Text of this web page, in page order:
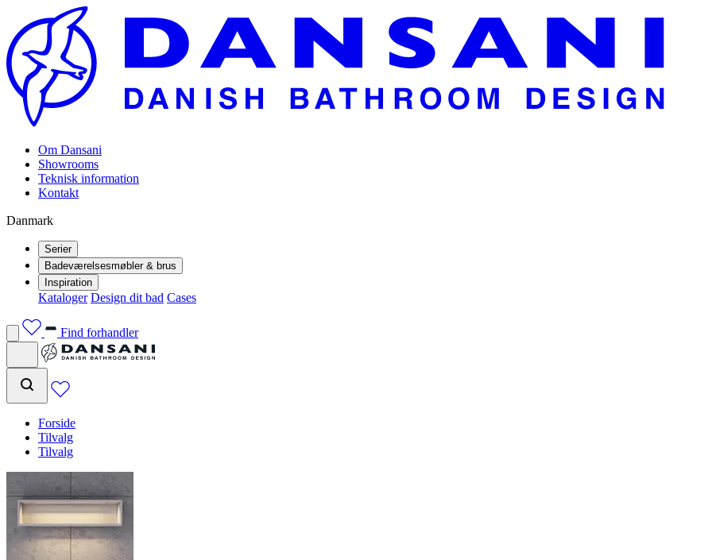
Om Dansani
Showrooms
Teknisk information
Kontakt
Danmark
Serier
Badeværelsesmøbler & brus
Inspiration
Kataloger Design dit bad Cases
Find forhandler
Forside
Tilvalg
Tilvalg